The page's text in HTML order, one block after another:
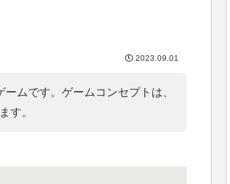
2023.09.01
ムです。ゲームコンセプトは、
す。